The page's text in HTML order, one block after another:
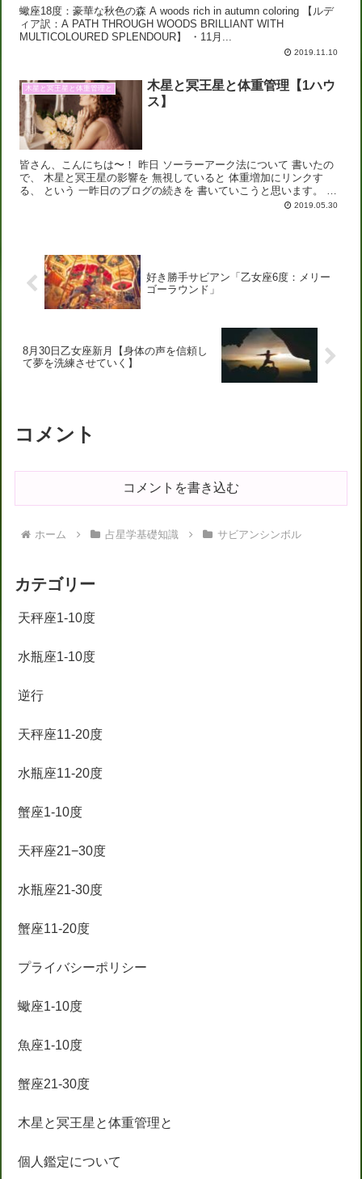
蠍座18度：豪華な秋色の森 A woods rich in autumn coloring 【ルデ
ィア訳：A PATH THROUGH WOODS BRILLIANT WITH
MULTICOLOURED SPLENDOUR】 ・11月...
2019.11.10
木星と冥王星と体重管理と
木星と冥王星と体重管理【1ハウ
ス】
皆さん、こんにちは〜！ 昨日 ソーラーアーク法について 書いたの
で、 木星と冥王星の影響を 無視していると 体重増加にリンクす
る、 という 一昨日のブログの続きを 書いていこうと思います。 参
2019.05.30
好き勝手サビアン「乙女座6度：メリー
ゴーラウンド」
8月30日乙女座新月【身体の声を信頼し
て夢を洗練させていく】
コメント
コメントを書き込む
ホーム 占星学基礎知識 サビアンシンボル
カテゴリー
天秤座1-10度
水瓶座1-10度
逆行
天秤座11-20度
水瓶座11-20度
蟹座1-10度
天秤座21−30度
水瓶座21-30度
蟹座11-20度
プライバシーポリシー
蠍座1-10度
魚座1-10度
蟹座21-30度
木星と冥王星と体重管理と
個人鑑定について